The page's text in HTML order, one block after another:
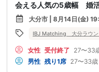
会える人気の5歳幅 婚
大分市 | 8月14日(金)
IBJ Matching 大分ラウン
女性 受付終了 27〜33
男性 残り1席 27〜33歳